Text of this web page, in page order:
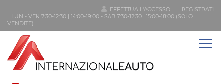
EFFETTUA L'ACCESSO
REGISTRATI
LUN - VEN 7:30-12:30 | 14:00-19:00 - SAB 7:30-12:30 | 15:00-18:00 (SOLO
VENDITE)